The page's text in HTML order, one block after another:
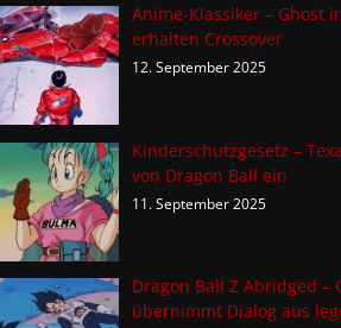
Anime-Klassiker – Ghost
erhalten Crossover
12. September 2025
Kinderschutzgesetz –
von Dragon Ball ein
11. September 2025
Dragon Ball Z Abridged –
übernimmt Dialog aus